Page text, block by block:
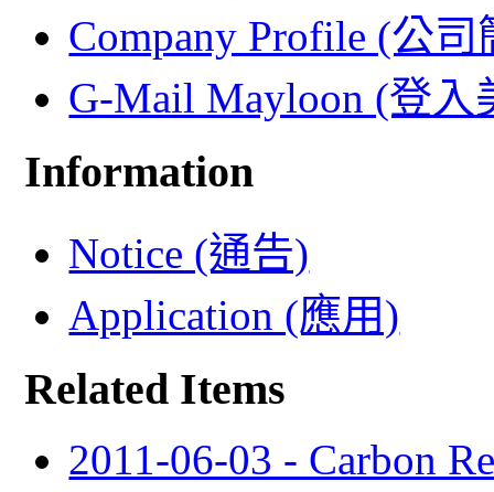
Company Profile (公司
G-Mail Mayloon (登入
Information
Notice (通告)
Application (應用)
Related Items
2011-06-03 - Carbon